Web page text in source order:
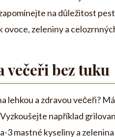
na důležitost
ovoce, zeleniny a
večeři bez tuku
lehkou a zdravou večeři?
například
3 mastné kyseliny a